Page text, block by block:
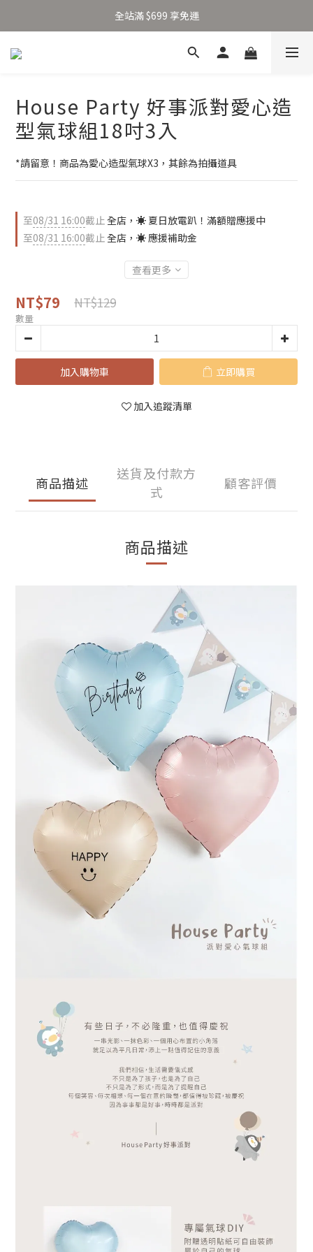
加入新會員得 $100 購物金 👉🏻
全站滿 $699 享免運
加入新會員得 $100 購物金 👉🏻
House Party 好事派對愛心造
型氣球組18吋3入
*請留意！商品為愛心造型氣球X3，其餘為拍攝道具
至08/31 16:00截止全店，☀️ 夏日放電趴！滿額贈應援中
至08/31 16:00截止全店，☀️ 應援補助金
查看更多
NT$79 NT$129
數量
加入購物車 立即購買
加入追蹤清單
商品描述
送貨及付款方
式
顧客評價
商品描述